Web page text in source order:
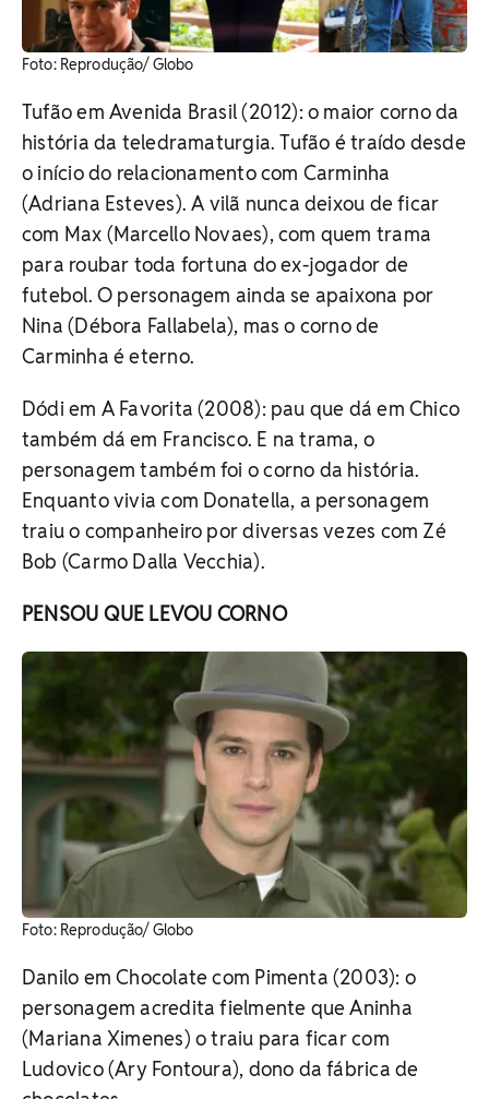
Foto: Reprodução/ Globo
Tufão em Avenida Brasil (2012): o maior corno da
história da teledramaturgia. Tufão é traído desde
o início do relacionamento com Carminha
(Adriana Esteves). A vilã nunca deixou de ficar
com Max (Marcello Novaes), com quem trama
para roubar toda fortuna do ex-jogador de
futebol. O personagem ainda se apaixona por
Nina (Débora Fallabela), mas o corno de
Carminha é eterno.
Dódi em A Favorita (2008): pau que dá em Chico
também dá em Francisco. E na trama, o
personagem também foi o corno da história.
Enquanto vivia com Donatella, a personagem
traiu o companheiro por diversas vezes com Zé
Bob (Carmo Dalla Vecchia).
PENSOU QUE LEVOU CORNO
Foto: Reprodução/ Globo
Danilo em Chocolate com Pimenta (2003): o
personagem acredita fielmente que Aninha
(Mariana Ximenes) o traiu para ficar com
Ludovico (Ary Fontoura), dono da fábrica de